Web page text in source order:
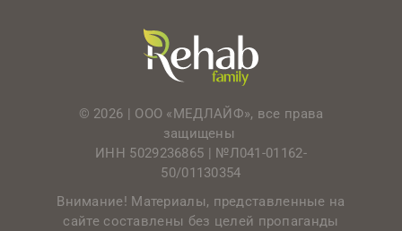
© 2026 | ООО «МЕДЛАЙФ», все права
защищены
ИНН 5029236865 | №Л041-01162-
50/01130354
Внимание! Материалы, представленные на
сайте составлены без целей пропаганды